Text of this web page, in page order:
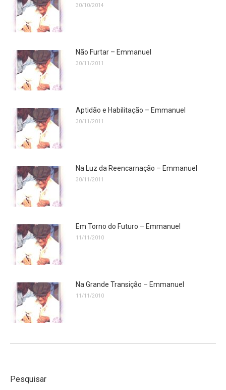
30/10/2014
Não Furtar – Emmanuel
30/11/2011
Aptidão e Habilitação – Emmanuel
30/11/2011
Na Luz da Reencarnação – Emmanuel
30/11/2011
Em Torno do Futuro – Emmanuel
11/11/2010
Na Grande Transição – Emmanuel
11/11/2010
Pesquisar